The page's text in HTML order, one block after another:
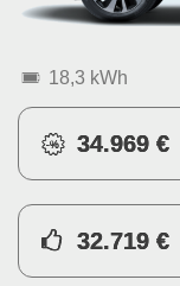
18,3 kWh
34.969 €
32.719 €